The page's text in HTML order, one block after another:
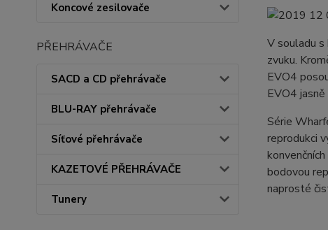
Koncové zesilovače
PŘEHRÁVAČE
SACD a CD přehrávače
BLU-RAY přehrávače
Síťové přehrávače
KAZETOVÉ PŘEHRÁVAČE
Tunery
V souladu
zvuku.
EVO4
EVO4
Série
reprodukci
bodovou
naprosté